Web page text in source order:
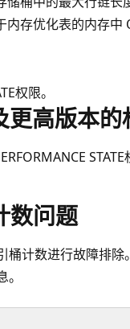
内存优化表的内存中
权限。
高版本的
STATE
数问题
桶计数进行故障排